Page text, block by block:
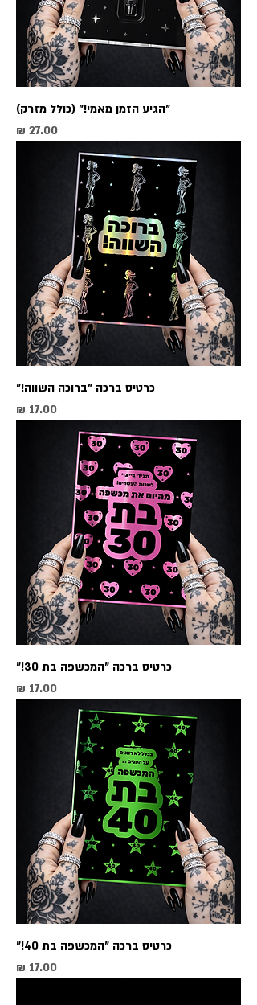
״הגיע הזמן מאמי!״ (כולל מזרק)
מחיר
כרטיס ברכה ״ברוכה השווה!״
מחיר
כרטיס ברכה ״המכשפה בת 30!״
מחיר
כרטיס ברכה ״המכשפה בת 40!״
מחיר